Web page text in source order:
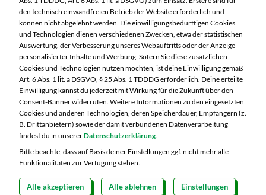
Markt ändern
Öffnungszeiten diese Woche:
Mo:
07:00 – 20:00 Uhr
Di:
07:00 – 20:00 Uhr
Mi:
07:00 – 20:00 Uhr
Do:
07:00 – 21:00 Uhr
Fr:
07:00 – 21:00 Uhr
den technisch einwandfreien Betrieb der Website erforderlich und
können nicht abgelehnt werden. Die einwilligungsbedürftigen Cookies
und Technologien dienen verschiedenen Zwecken, etwa der statistischen
Auswertung, der Verbesserung unseres Webauftritts oder der Anzeige
personalisierter Inhalte und Werbung. Sofern Sie diese zusätzlichen
Cookies und Technologien nutzen möchten, ist deine Einwilligung gemäß
Art. 6 Abs. 1 lit. a DSGVO, § 25 Abs. 1 TDDDG erforderlich. Deine erteilte
Einwilligung kannst du jederzeit mit Wirkung für die Zukunft über den
Consent-Banner widerrufen. Weitere Informationen zu den eingesetzten
Cookies und anderen Technologien, deren Speicherdauer, Empfängern (z.
B. Drittanbietern) sowie der damit verbundenen Datenverarbeitung
findest du in unsererDatenschutzerklärung.
Bitte beachte, dass auf Basis deiner Einstellungen ggf. nicht mehr alle
Funktionalitäten zur Verfügung stehen.
Alle akzeptieren Alle ablehnen Einstellungen